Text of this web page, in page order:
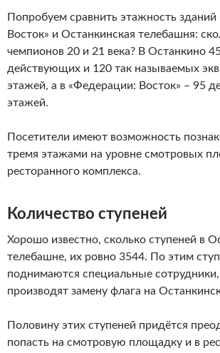
Попробуем сравнить этажность
Восток» и Останкинская телебашня:
чемпионов 20 и 21 века? В Останкино
действующих и 120 так называемых
этажей, а в «Федерации: Восток» – 95
этажей.
Посетители имеют возможность
тремя этажами на уровне смотровых
ресторанного комплекса.
Количество ступеней
Хорошо известно, сколько ступеней в
телебашне, их ровно 3544. По этим
поднимаются специальные
производят замену флага на
Половину этих ступеней придётся
попасть на смотровую площадку и в